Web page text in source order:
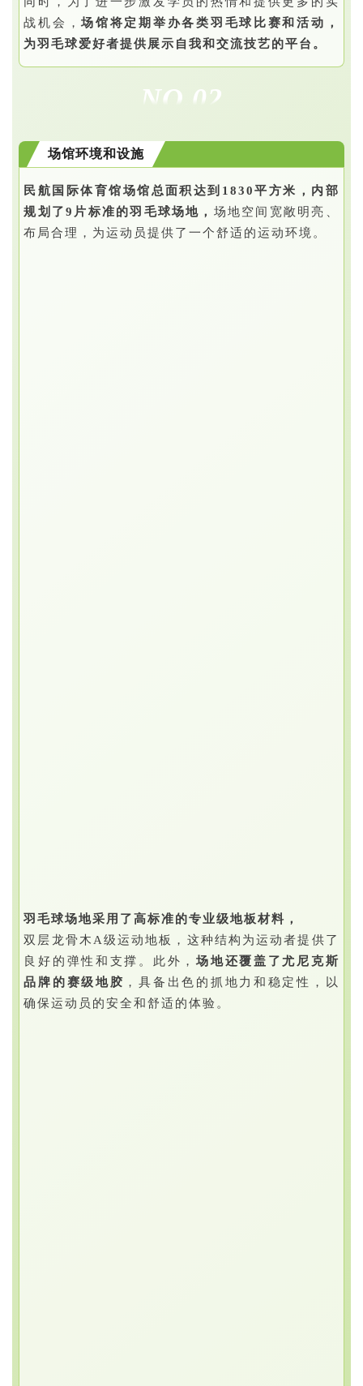
战机会，场馆将定期举办各类羽毛球比赛和活动，
为羽毛球爱好者提供展示自我和交流技艺的平台。
NO.02
场馆环境和设施
民航国际体育馆场馆总面积达到1830平方米，内部
规划了9片标准的羽毛球场地， 场地空间宽敞明亮、
布局合理，为运动员提供了一个舒适的运动环境。
羽毛球场地采用了高标准的专业级地板材料，
双层龙骨木A级运动地板，这种结构为运动者提供了
良好的弹性和支撑。此外，场地还覆盖了尤尼克斯
品牌的赛级地胶 ，具备出色的抓地力和稳定性，以
确保运动员的安全和舒适的体验。